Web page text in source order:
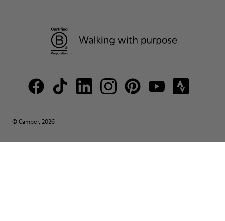
© Camper, 2026